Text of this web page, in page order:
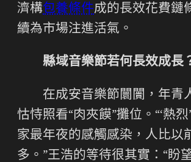
濟構包養條件成的長效花費鏈
續為市場注進活氣。
縣域音樂節若何長效成長
在成安音樂節闤闠，年青
怙恃照看“肉夾饃”攤位。“‘熱烈
家最年夜的感觸感染，人比以
多。”王浩的等待很其實：“盼